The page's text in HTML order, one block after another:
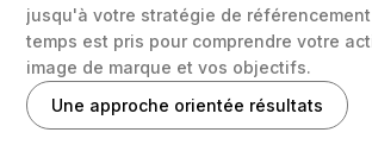
jusqu'à votre stratégie de référencement
temps est pris pour comprendre votre
image de marque et vos objectifs.
Une approche orientée résultats